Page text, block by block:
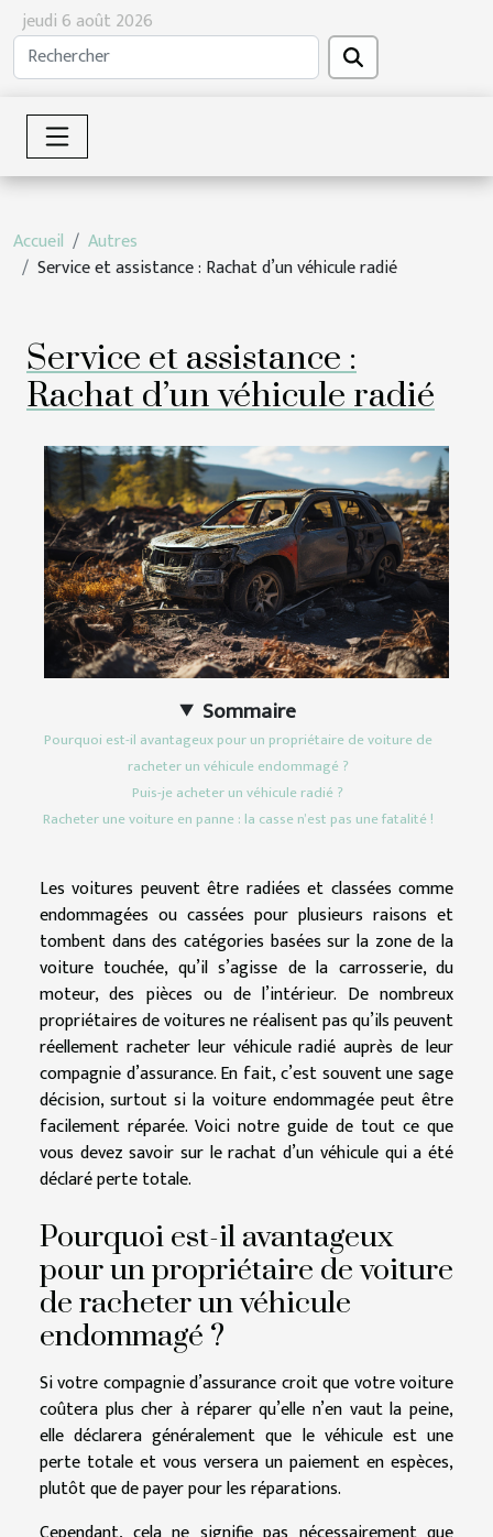
jeudi 6 août 2026
Accueil
Autres
Service et assistance : Rachat d’un véhicule radié
Service et assistance :
Rachat d’un véhicule radié
Sommaire
Pourquoi est-il avantageux pour un propriétaire de voiture de
racheter un véhicule endommagé ?
Puis-je acheter un véhicule radié ?
Racheter une voiture en panne : la casse n’est pas une fatalité !
Les voitures peuvent être radiées et classées comme
endommagées ou cassées pour plusieurs raisons et
tombent dans des catégories basées sur la zone de la
voiture touchée, qu’il s’agisse de la carrosserie, du
moteur, des pièces ou de l’intérieur. De nombreux
propriétaires de voitures ne réalisent pas qu’ils peuvent
réellement racheter leur véhicule radié auprès de leur
compagnie d’assurance. En fait, c’est souvent une sage
décision, surtout si la voiture endommagée peut être
facilement réparée. Voici notre guide de tout ce que
vous devez savoir sur le rachat d’un véhicule qui a été
déclaré perte totale.
Pourquoi est-il avantageux
pour un propriétaire de voiture
de racheter un véhicule
endommagé ?
Si votre compagnie d’assurance croit que votre voiture
coûtera plus cher à réparer qu’elle n’en vaut la peine,
elle déclarera généralement que le véhicule est une
perte totale et vous versera un paiement en espèces,
plutôt que de payer pour les réparations.